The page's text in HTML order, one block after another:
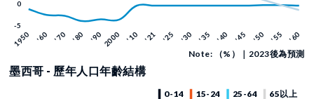
Note: （%）｜2023後為預測
墨西哥 - 歷年人口年齡結構